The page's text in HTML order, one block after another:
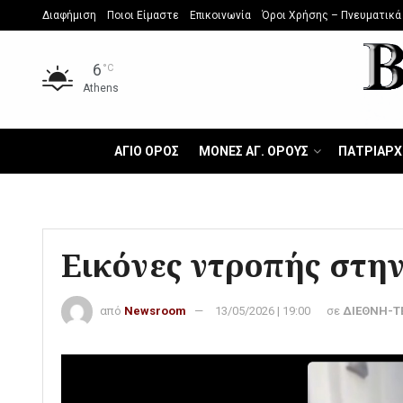
Διαφήμιση Ποιοι Είμαστε Επικοινωνία Όροι Χρήσης –
6 °C
Athens
ΑΓΙΟ ΟΡΟΣ ΜΟΝΕΣ ΑΓ. ΟΡΟΥΣ
Εικόνες ντροπής
από Newsroom 13/05/2026 | 19:00 σε ΔΙΕΘΝΗ-